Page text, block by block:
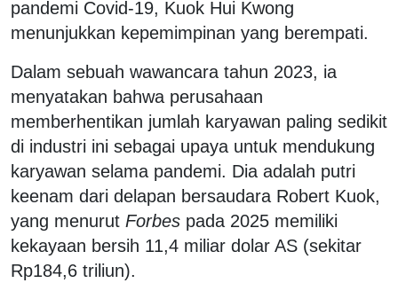
pandemi Covid-19, Kuok Hui Kwong
menunjukkan kepemimpinan yang berempati.
Dalam sebuah wawancara tahun 2023, ia
menyatakan bahwa perusahaan
memberhentikan jumlah karyawan paling sedikit
di industri ini sebagai upaya untuk mendukung
karyawan selama pandemi. Dia adalah putri
keenam dari delapan bersaudara Robert Kuok,
yang menurut Forbes pada 2025 memiliki
kekayaan bersih 11,4 miliar dolar AS (sekitar
Rp184,6 triliun).